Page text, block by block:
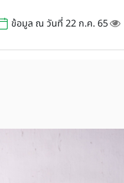
ข้อมูล ณ วันที่ 22 ก.ค. 65